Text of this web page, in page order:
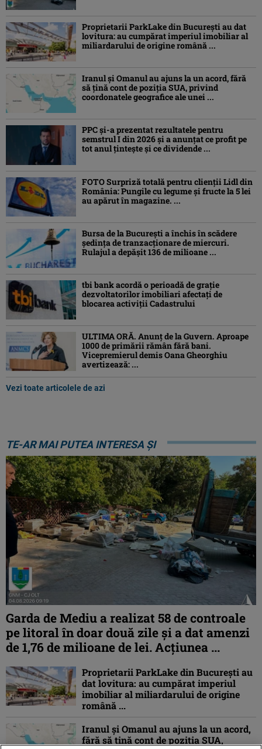
Proprietarii ParkLake din București au dat
lovitura: au cumpărat imperiul imobiliar al
miliardarului de origine română ...
Iranul și Omanul au ajuns la un acord, fără
să țină cont de poziția SUA, privind
coordonatele geografice ale unei ...
PPC și-a prezentat rezultatele pentru
semstrul I din 2026 și a anunțat ce profit pe
tot anul țintește și ce dividende ...
FOTO Surpriză totală pentru clienții Lidl din
România: Pungile cu legume și fructe la 5 lei
au apărut în magazine. ...
Bursa de la București a închis în scădere
ședința de tranzacționare de miercuri.
Rulajul a depășit 136 de milioane ...
tbi bank acordă o perioadă de grație
dezvoltatorilor imobiliari afectați de
blocarea activiții Cadastrului
ULTIMA ORĂ. Anunț de la Guvern. Aproape
1000 de primării rămân fără bani.
Vicepremierul demis Oana Gheorghiu
avertizează: ...
Vezi toate articolele de azi
TE-AR MAI PUTEA INTERESA ȘI
Garda de Mediu a realizat 58 de controale
pe litoral în doar două zile și a dat amenzi
de 1,76 de milioane de lei. Acțiunea ...
Proprietarii ParkLake din București au
dat lovitura: au cumpărat imperiul
imobiliar al miliardarului de origine
română ...
Iranul și Omanul au ajuns la un acord,
fără să țină cont de poziția SUA,